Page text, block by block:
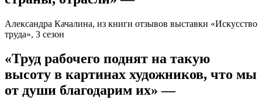
Александра Качалина, из книги отзывов выставки «Искусство
труда», 3 сезон
«Труд рабочего поднят на такую
высоту в картинах художников, что мы
от души благодарим их» —